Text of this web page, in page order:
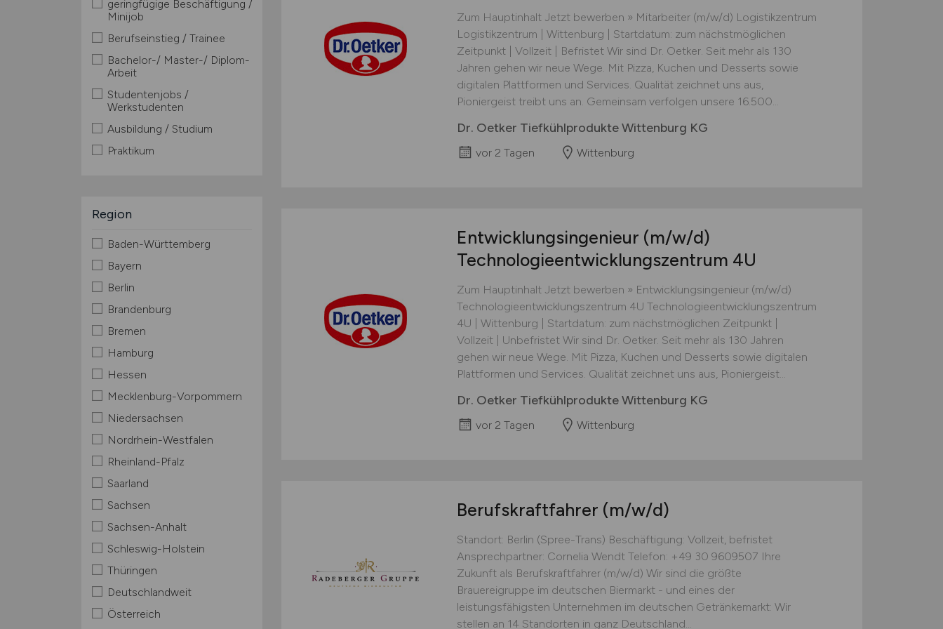
geringfügige Beschäftigung /
Minijob
Berufseinstieg / Trainee
Bachelor-/ Master-/ Diplom-
Arbeit
Studentenjobs /
Werkstudenten
Ausbildung / Studium
Praktikum
Region
Baden-Württemberg
Bayern
Berlin
Brandenburg
Bremen
Hamburg
Hessen
Mecklenburg-Vorpommern
Niedersachsen
Nordrhein-Westfalen
Rheinland-Pfalz
Saarland
Sachsen
Sachsen-Anhalt
Schleswig-Holstein
Thüringen
Deutschlandweit
Österreich
Zum Hauptinhalt Jetzt bewerben » Mitarbeiter (m/w/d) Logistikzentrum
Logistikzentrum | Wittenburg | Startdatum: zum nächstmöglichen
Zeitpunkt | Vollzeit | Befristet Wir sind Dr. Oetker. Seit mehr als 130
Jahren gehen wir neue Wege. Mit Pizza, Kuchen und Desserts sowie
digitalen Plattformen und Services. Qualität zeichnet uns aus,
Pioniergeist treibt uns an. Gemeinsam verfolgen unsere 16.500...
Dr. Oetker Tiefkühlprodukte Wittenburg KG
vor 2 Tagen Wittenburg
Entwicklungsingenieur (m/w/d)
Technologieentwicklungszentrum 4U
Zum Hauptinhalt Jetzt bewerben » Entwicklungsingenieur (m/w/d)
Technologieentwicklungszentrum 4U Technologieentwicklungszentrum
4U | Wittenburg | Startdatum: zum nächstmöglichen Zeitpunkt |
Vollzeit | Unbefristet Wir sind Dr. Oetker. Seit mehr als 130 Jahren
gehen wir neue Wege. Mit Pizza, Kuchen und Desserts sowie digitalen
Plattformen und Services. Qualität zeichnet uns aus, Pioniergeist...
Dr. Oetker Tiefkühlprodukte Wittenburg KG
vor 2 Tagen Wittenburg
Berufskraftfahrer (m/w/d)
Standort: Berlin (Spree-Trans) Beschäftigung: Vollzeit, befristet
Ansprechpartner: Cornelia Wendt Telefon: +49 30 9609507 Ihre
Zukunft als Berufskraftfahrer (m/w/d) Wir sind die größte
Brauereigruppe im deutschen Biermarkt - und eines der
leistungsfähigsten Unternehmen im deutschen Getränkemarkt: Wir
stellen an 14 Standorten in ganz Deutschland...